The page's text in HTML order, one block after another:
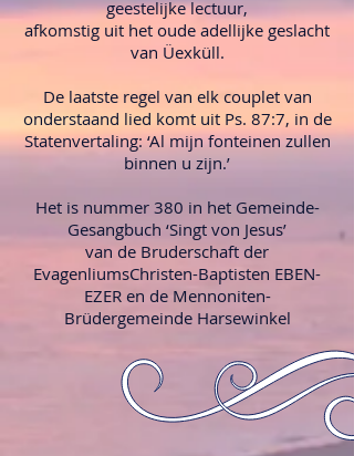
geestelijke lectuur,
afkomstig uit het oude adellijke geslacht
van Üexküll.
De laatste regel van elk couplet van
onderstaand lied komt uit Ps. 87:7, in de
Statenvertaling: ‘Al mijn fonteinen zullen
binnen u zijn.’
Het is nummer 380 in het Gemeinde-
Gesangbuch ‘Singt von Jesus’
van de Bruderschaft der
EvagenliumsChristen-Baptisten EBEN-
EZER en de Mennoniten-
Brüdergemeinde Harsewinkel